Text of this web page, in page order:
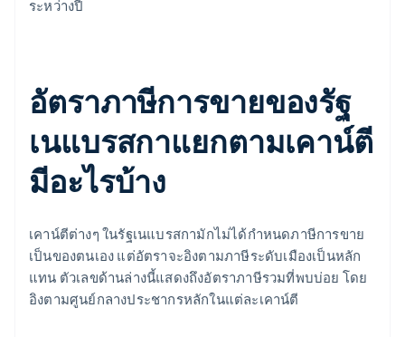
ระหว่างปี
อัตราภาษีการขายของรัฐ
เนแบรสกาแยกตามเคาน์ตี
มีอะไรบ้าง
เคาน์ตีต่างๆ ในรัฐเนแบรสกามักไม่ได้กำหนดภาษีการขาย
เป็นของตนเอง แต่อัตราจะอิงตามภาษีระดับเมืองเป็นหลัก
แทน ตัวเลขด้านล่างนี้แสดงถึงอัตราภาษีรวมที่พบบ่อย โดย
อิงตามศูนย์กลางประชากรหลักในแต่ละเคาน์ตี